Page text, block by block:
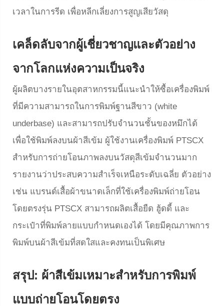
เวลาในการรีด เพื่อหลีกเลี่ยงการสูญเสียวัสดุ
เคล็ดลับจากผู้เชี่ยวชาญและตัวอย่าง
จากโลกแห่งความเป็นจริง
ผู้ผลิตบางรายในอุตสาหกรรมนี้แนะนำให้ซื้อเครื่องพิมพ์
ที่มีความสามารถในการพิมพ์ฐานสีขาว (white
underbase) และสามารถปรับจำนวนชั้นของหมึกได้
เพื่อใช้พิมพ์ลงบนผ้าสีเข้ม ผู้ใช้งานเครื่องพิมพ์ PTSCX
สำหรับการถ่ายโอนภาพลงบนวัสดุสีเข้มจำนวนมาก
รายงานว่าประสบความสำเร็จเหนือระดับเฉลี่ย ตัวอย่าง
เช่น แบรนด์เสื้อผ้าขนาดเล็กที่ใช้เครื่องพิมพ์ถ่ายโอน
โดยตรงรุ่น PTSCX สามารถผลิตเสื้อยืด ฮู้ดดี้ และ
กระเป๋าที่พิมพ์ลายแบบกำหนดเองได้ โดยมีคุณภาพการ
พิมพ์บนผ้าสีเข้มที่สดใสและคงทนเป็นพิเศษ
สรุป: ผ้าสีเข้มเหมาะสำหรับการพิมพ์
แบบถ่ายโอนโดยตรง